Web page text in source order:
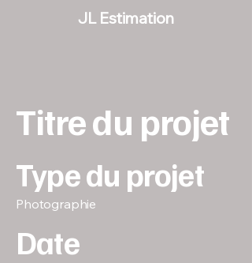
JL Estimation
Titre du projet
Type du projet
Photographie
Date